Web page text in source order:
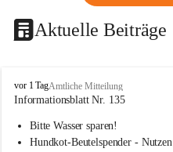
Aktuelle Beiträge
B
u
h
vor 1 TagAmtliche Mitteilung
Informationsblatt Nr. 135
Bitte Wasser sparen!
Hundkot-Beutelspender - Nutzen